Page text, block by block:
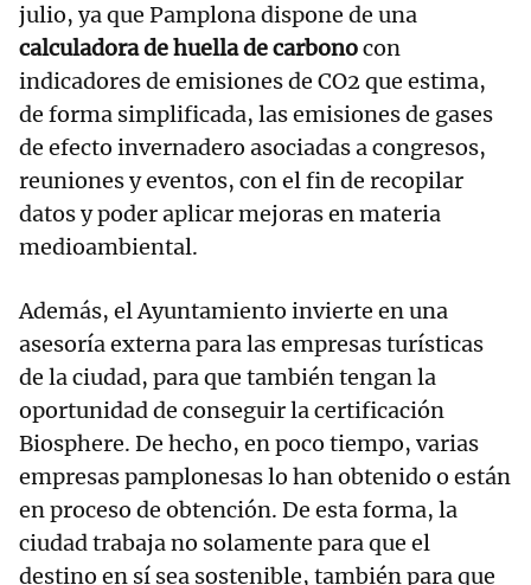
julio, ya que Pamplona dispone de una
calculadora de huella de carbonocon
indicadores de emisiones de CO2 que estima,
de forma simplificada, las emisiones de gases
de efecto invernadero asociadas a congresos,
reuniones y eventos, con el fin de recopilar
datos y poder aplicar mejoras en materia
medioambiental.
Además, el Ayuntamiento invierte en una
asesoría externa para las empresas turísticas
de la ciudad, para que también tengan la
oportunidad de conseguir la certificación
Biosphere. De hecho, en poco tiempo, varias
empresas pamplonesas lo han obtenido o están
en proceso de obtención. De esta forma, la
ciudad trabaja no solamente para que el
destino en sí sea sostenible, también para que